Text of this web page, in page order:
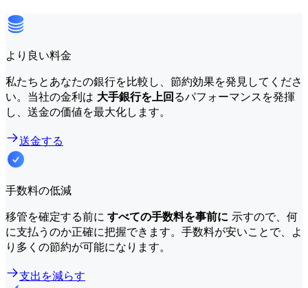
より良い料金
私たちとあなたの銀行を比較し、節約効果を発見してくださ
い。当社の金利は 大手銀行を上回 るパフォーマンスを発揮
し、送金の価値を最大化します。
送金する
手数料の低減
移管を確定する前に すべての手数料を事前に 示すので、何
に支払うのか正確に把握できます。手数料が安いことで、よ
り多くの節約が可能になります。
支出を減らす